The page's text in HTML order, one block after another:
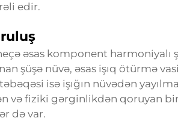
edir.
əsas komponent harmoniyalı
şüşə nüvə, əsas işıq ötürmə
isə işığın nüvədən
və fiziki gərginlikdən qoruyan
də var.